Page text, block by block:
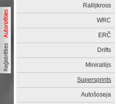
Rallijkross
WRC
ERČ
Drifts
Minirallijs
Supersprints
Autošoseja